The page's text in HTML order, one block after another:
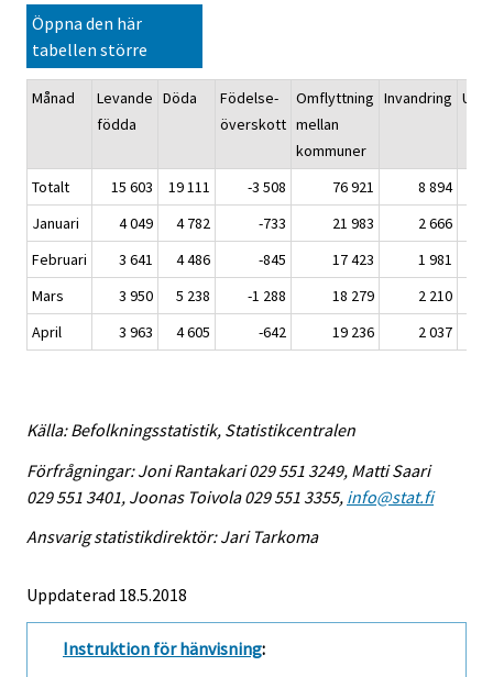
Öppna den här
tabellen större
Månad
Levande
födda
Döda
Födelse-
överskott
Omflyttning
mellan
kommuner
Invandring
Totalt 15 603 19 111 -3 508 76 921
8 894
Januari
4 049 4 782 -733 21 983
2 666
Februari
3 641 4 486 -845 17 423
1 981
Mars
3 950 5 238 -1 288 18 279
2 210
April
3 963 4 605 -642 19 236 2 037
Källa: Befolkningsstatistik, Statistikcentralen
Förfrågningar: Joni Rantakari 029 551 3249, Matti Saari
029 551 3401, Joonas Toivola 029 551 3355, info@stat.fi
Ansvarig statistikdirektör: Jari Tarkoma
Uppdaterad 18.5.2018
Instruktion för hänvisning: